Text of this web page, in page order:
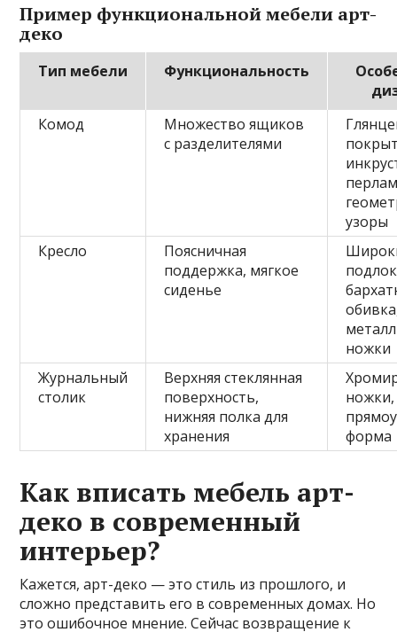
Пример функциональной мебели арт-
деко
Тип мебели Функциональность
Комод
Множество ящиков
с разделителями
узоры
Кресло
Поясничная
поддержка, мягкое
сиденье
ножки
Журнальный
столик
Верхняя стеклянная
поверхность,
нижняя полка для
хранения
ножки,
форма
Как вписать мебель арт-
деко в современный
интерьер?
Кажется, арт-деко — это стиль из прошлого, и
сложно представить его в современных домах. Но
это ошибочное мнение. Сейчас возвращение к